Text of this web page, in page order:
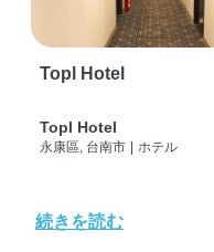
Topl Hotel
Topl Hotel
永康區, 台南市 | ホテル
続きを読む